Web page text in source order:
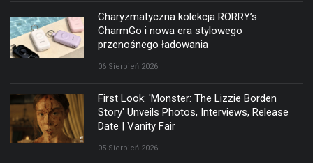
Charyzmatyczna kolekcja RORRY’s
CharmGo i nowa era stylowego
przenośnego ładowania
06 Sierpień 2026
First Look: 'Monster: The Lizzie Borden
Story' Unveils Photos, Interviews, Release
Date | Vanity Fair
05 Sierpień 2026